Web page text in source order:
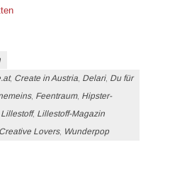
, Create in Austria, Delari, Du für
, Feentraum, Hipster-
Lillestoff, Lillestoff-Magazin
Lovers, Wunderpop